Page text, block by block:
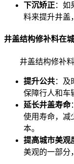
下沉矫正：如
料来提升井盖
井盖结构修补料在
井盖结构修补料
提升公共：及
保障行人和车
延长井盖寿命
使用寿命，减
本。
提高城市美观
美观的一部分